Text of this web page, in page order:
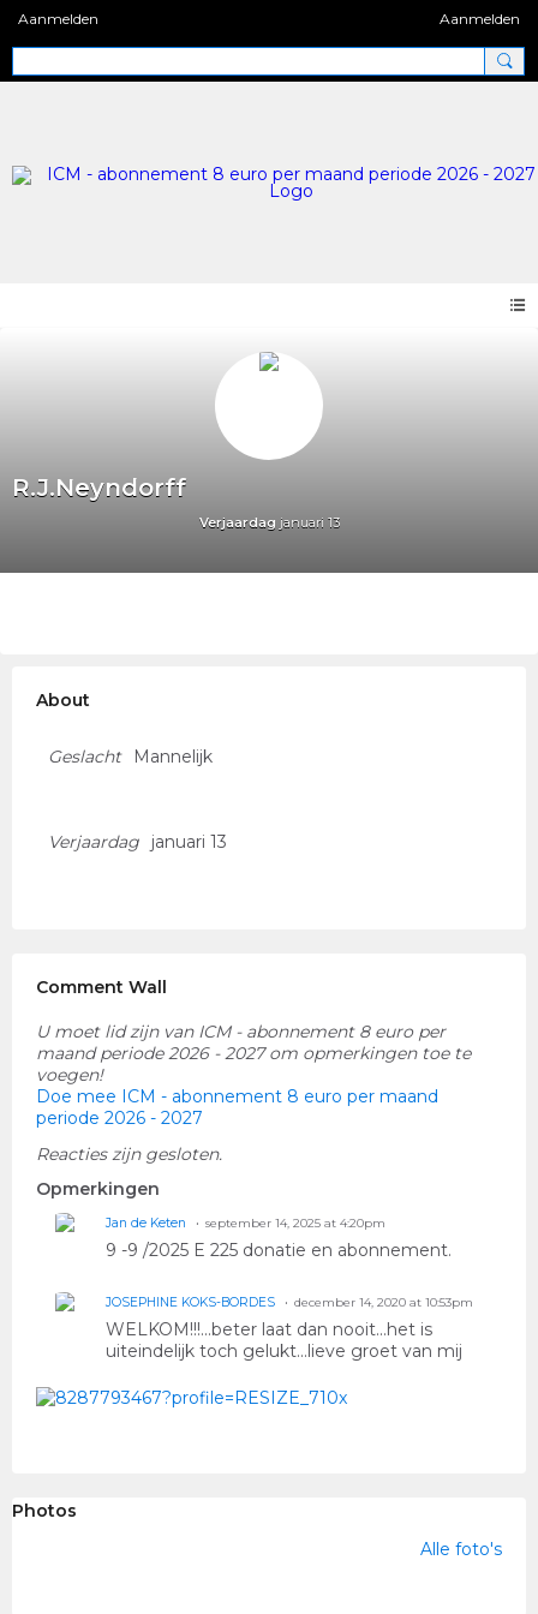
Aanmelden Aanmelden
R.J.Neyndorff
Verjaardagjanuari 13
About
Geslacht Mannelijk
Verjaardag januari 13
Comment Wall
U moet lid zijn van ICM - abonnement 8 euro per
maand periode 2026 - 2027 om opmerkingen toe te
voegen!
Doe mee ICM - abonnement 8 euro per maand
periode 2026 - 2027
Reacties zijn gesloten.
Opmerkingen
Jan de Keten september 14, 2025 at 4:20pm
9 -9 /2025 E 225 donatie en abonnement.
JOSEPHINE KOKS-BORDES december 14, 2020 at 10:53pm
WELKOM!!!...beter laat dan nooit...het is
uiteindelijk toch gelukt...lieve groet van mij
Photos
Alle foto's